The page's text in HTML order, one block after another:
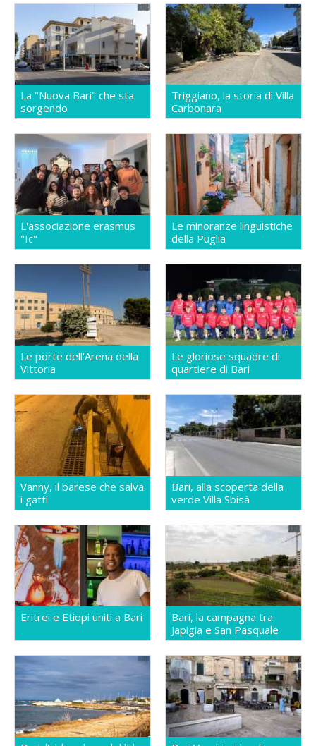
La "Nuova Bari" che sta
sorgendo
Triggiano, la storia di Villa
Carbonara
L'associazione erasmus
"Ic"
Le minoranze linguistiche
della Puglia
Le porte dell'Arena della
Vittoria
Le gloriose squadre di
quartiere di Bari
Vanny, il barese che salva
i gatti
Bari, alla scoperta della
verde Villa Sbisà
Eritrei e Etiopi uniti a Bari
Bari, la campagna tra
Japigia e San Pasquale